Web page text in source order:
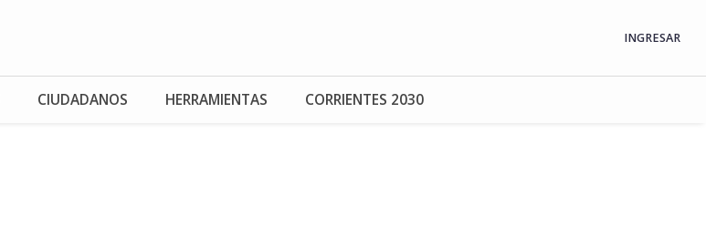
INGRESAR
CIUDADANOS HERRAMIENTAS CORRIENTES 2030